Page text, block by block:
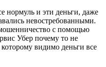
нормуль и эти деньги, даже
невостребованными.
с помощью
Убер почему то не
видимо деньги все